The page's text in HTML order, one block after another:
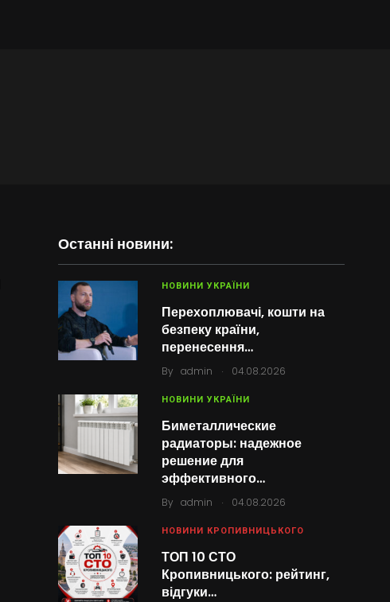
Останні новини:
НОВИНИ УКРАЇНИ
Перехоплювачі, кошти на
безпеку країни,
перенесення…
By admin . 04.08.2026
НОВИНИ УКРАЇНИ
Биметаллические
радиаторы: надежное
решение для
эффективного…
By admin . 04.08.2026
НОВИНИ КРОПИВНИЦЬКОГО
ТОП 10 СТО
Кропивницького: рейтинг,
відгуки…